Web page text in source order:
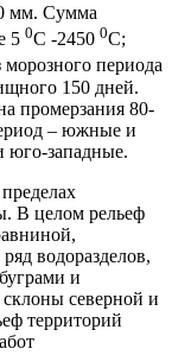
мм. Сумма
5 0С -2450 0С;
периода
150 дней.
промерзания 80-
– южные и
юго-западные.
В целом рельеф
водоразделов,
и
северной и
территорий